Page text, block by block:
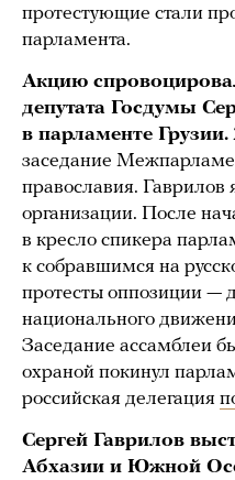
протестующие стали
парламента.
Акцию
депутата Госдумы
в парламенте Грузии.
заседание
православия. Гаврилов
организации. После
в кресло спикера
к собравшимся на
протесты оппозиции —
национального
Заседание ассамблеи
охраной покинул
российская делегация
Сергей Гаврилов
Абхазии и Южной